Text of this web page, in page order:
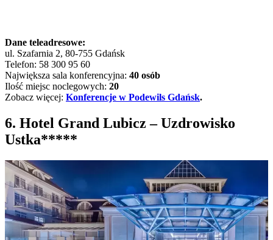
Dane teleadresowe:
ul. Szafarnia 2, 80-755 Gdańsk
Telefon: 58 300 95 60
Największa sala konferencyjna: 40 osób
Ilość miejsc noclegowych: 20
Zobacz więcej: Konferencje w Podewils Gdańsk.
6. Hotel Grand Lubicz – Uzdrowisko
Ustka*****